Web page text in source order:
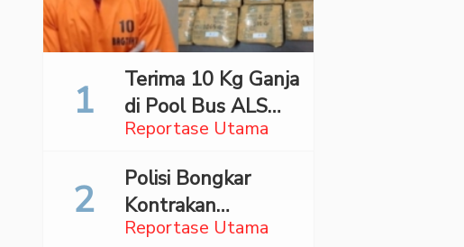
Reportase Utama
Terima 10 Kg Ganja
di Pool Bus ALS
Surabaya,
Madina Ditangkap
Bareskrim
Reportase Utama
Polisi Bongkar
Kontrakan
Penyimpan 27,96